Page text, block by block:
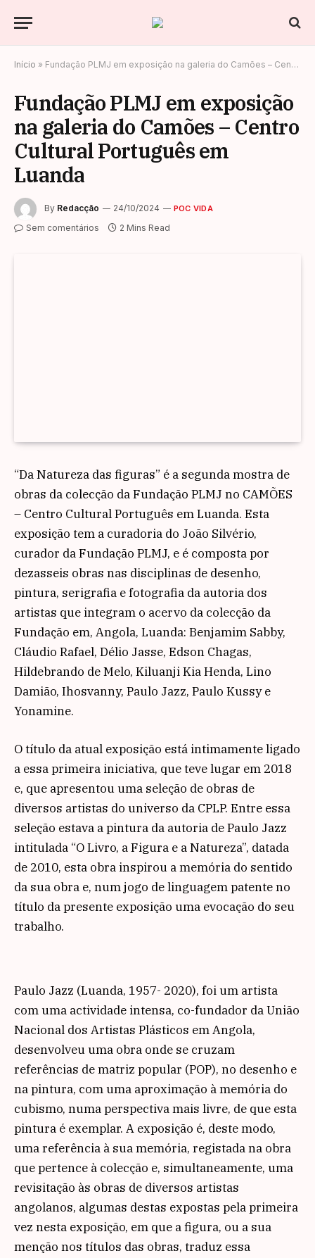
Início » Fundação PLMJ em exposição na galeria do Camões – Centro Cultural Português em Luanda
Fundação PLMJ em exposição
na galeria do Camões – Centro
Cultural Português em
Luanda
By Redacção 24/10/2024 POC VIDA
Sem comentários 2 Mins Read
“Da Natureza das figuras” é a segunda mostra de
obras da colecção da Fundação PLMJ no CAMÕES
– Centro Cultural Português em Luanda. Esta
exposição tem a curadoria do João Silvério,
curador da Fundação PLMJ, e é composta por
dezasseis obras nas disciplinas de desenho,
pintura, serigrafia e fotografia da autoria dos
artistas que integram o acervo da colecção da
Fundação em, Angola, Luanda: Benjamim Sabby,
Cláudio Rafael, Délio Jasse, Edson Chagas,
Hildebrando de Melo, Kiluanji Kia Henda, Lino
Damião, Ihosvanny, Paulo Jazz, Paulo Kussy e
Yonamine.
O título da atual exposição está intimamente ligado
a essa primeira iniciativa, que teve lugar em 2018
e, que apresentou uma seleção de obras de
diversos artistas do universo da CPLP. Entre essa
seleção estava a pintura da autoria de Paulo Jazz
intitulada “O Livro, a Figura e a Natureza”, datada
de 2010, esta obra inspirou a memória do sentido
da sua obra e, num jogo de linguagem patente no
título da presente exposição uma evocação do seu
trabalho.
Paulo Jazz (Luanda, 1957- 2020), foi um artista
com uma actividade intensa, co-fundador da União
Nacional dos Artistas Plásticos em Angola,
desenvolveu uma obra onde se cruzam
referências de matriz popular (POP), no desenho e
na pintura, com uma aproximação à memória do
cubismo, numa perspectiva mais livre, de que esta
pintura é exemplar. A exposição é, deste modo,
uma referência à sua memória, registada na obra
que pertence à colecção e, simultaneamente, uma
revisitação às obras de diversos artistas
angolanos, algumas destas expostas pela primeira
vez nesta exposição, em que a figura, ou a sua
menção nos títulos das obras, traduz essa